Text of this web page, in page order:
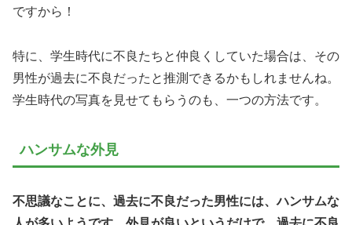
ですから！
特に、学生時代に不良たちと仲良くしていた場合は、その
男性が過去に不良だったと推測できるかもしれませんね。
学生時代の写真を見せてもらうのも、一つの方法です。
ハンサムな外見
不思議なことに、過去に不良だった男性には、ハンサムな